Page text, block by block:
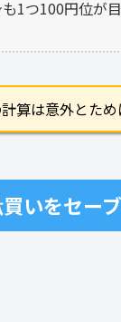
1つ100円位が目
算は意外とた
いをセー